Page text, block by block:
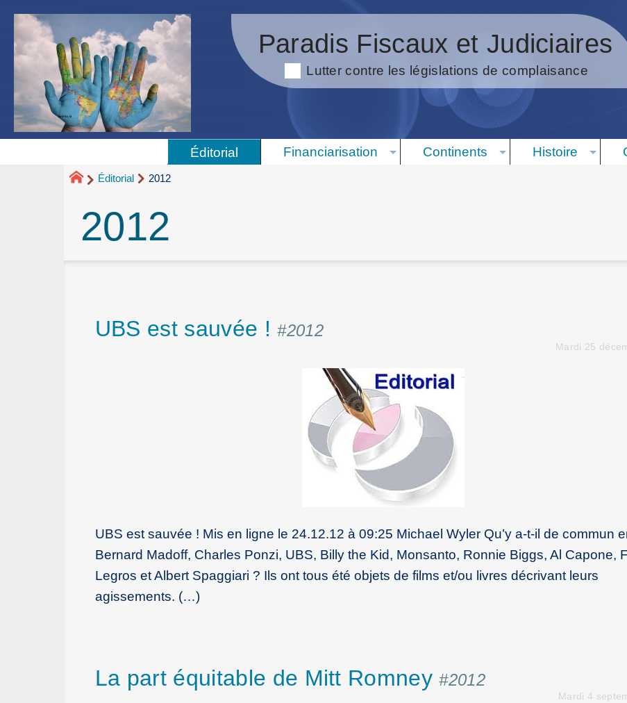
Paradis Fiscaux et Judiciaires
Lutter contre les législations de complaisance
Éditorial Financiarisation Continents Histoire
Éditorial 2012
2012
UBS est sauvée !#2012
Mardi 25
UBS est sauvée ! Mis en ligne le 24.12.12 à 09:25 Michael Wyler Qu’y a-t-il de commun
Bernard Madoff, Charles Ponzi, UBS, Billy the Kid, Monsanto, Ronnie Biggs, Al Capone,
Legros et Albert Spaggiari ? Ils ont tous été objets de films et/ou livres décrivant leurs
agissements. (…)
La part équitable de Mitt Romney#2012
Mardi 4